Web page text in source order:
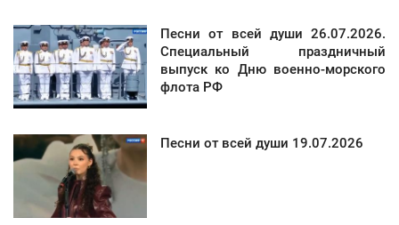
Песни от всей души 26.07.2026.
Специальный праздничный
выпуск ко Дню военно-морского
флота РФ
Песни от всей души 19.07.2026